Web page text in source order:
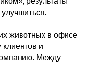
животных в офисе
клиентов и
Между